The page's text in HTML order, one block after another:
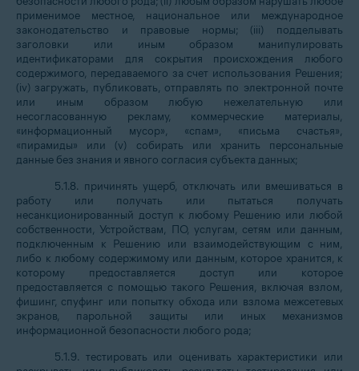
применимое местное, национальное или международное
законодательство и правовые нормы; (iii) подделывать
заголовки или иным образом манипулировать
идентификаторами для сокрытия происхождения любого
содержимого, передаваемого за счет использования Решения;
(iv) загружать, публиковать, отправлять по электронной почте
или иным образом любую нежелательную или
несогласованную рекламу, коммерческие материалы,
«информационный мусор», «спам», «письма счастья»,
«пирамиды» или (v) собирать или хранить персональные
данные без знания и явного согласия субъекта данных;
5.1.8. причинять ущерб, отключать или вмешиваться в
работу или получать или пытаться получать
несанкционированный доступ к любому Решению или любой
собственности, Устройствам, ПО, услугам, сетям или данным,
подключенным к Решению или взаимодействующим с ним,
либо к любому содержимому или данным, которое хранится, к
которому предоставляется доступ или которое
предоставляется с помощью такого Решения, включая взлом,
фишинг, спуфинг или попытку обхода или взлома межсетевых
экранов, парольной защиты или иных механизмов
информационной безопасности любого рода;
5.1.9. тестировать или оценивать характеристики или